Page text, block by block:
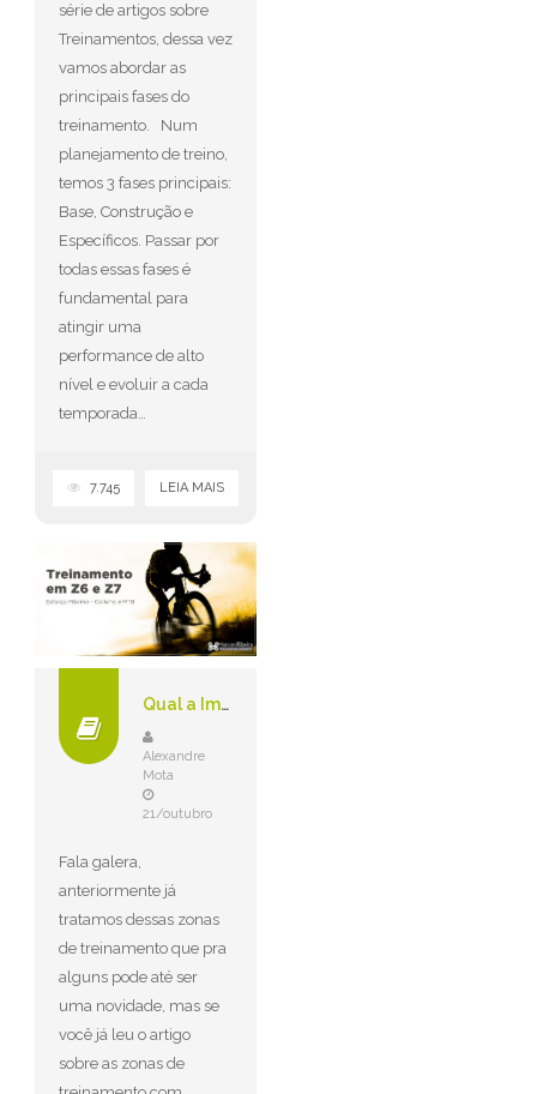
série de artigos sobre
Treinamentos, dessa vez
vamos abordar as
principais fases do
treinamento. Num
planejamento de treino,
temos 3 fases principais:
Base, Construção e
Específicos. Passar por
todas essas fases é
fundamental para
atingir uma
performance de alto
nível e evoluir a cada
temporada…
7.745 LEIA MAIS
Qual a Importância do Treinamento em Z6 e Z7 no Ciclismo e MTB?
Alexandre
Mota
21/outubro
Fala galera,
anteriormente já
tratamos dessas zonas
de treinamento que pra
alguns pode até ser
uma novidade, mas se
você já leu o artigo
sobre as zonas de